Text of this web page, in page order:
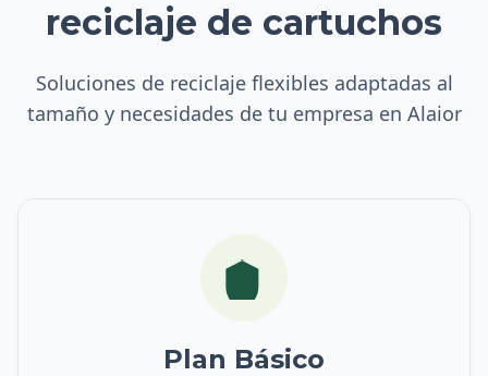
reciclaje de cartuchos
Soluciones de reciclaje flexibles adaptadas al
tamaño y necesidades de tu empresa en Alaior
Plan Básico